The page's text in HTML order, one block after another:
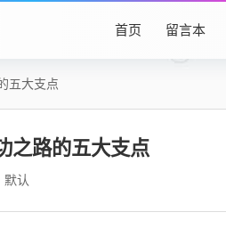
首页 留言本
五大支点
之路的五大支点
默认